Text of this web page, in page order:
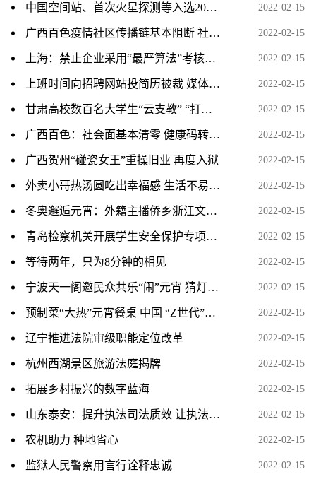
中国空间站、首次火星探测等入选2021年度十大科普事件 2022-02-15
广西百色疫情社区传播链基本阻断 社会面基本实现清零 2022-02-15
上海：禁止企业采用“最严算法”考核、遏制“以罚代管” 2022-02-15
上班时间向招聘网站投简历被裁 媒体：职场数字化管理别 2022-02-15
甘肃高校数百名大学生“云支教” “打卡”互动零距离育人 2022-02-15
广西百色：社会面基本清零 健康码转码工作有序开展 2022-02-15
广西贺州“碰瓷女王”重操旧业 再度入狱 2022-02-15
外卖小哥热汤圆吃出幸福感 生活不易愿被社会温柔以待 2022-02-15
冬奥邂逅元宵：外籍主播侨乡浙江文成“闹元宵” 2022-02-15
青岛检察机关开展学生安全保护专项监督活动 2022-02-15
等待两年，只为8分钟的相见 2022-02-15
宁波天一阁邀民众共乐“闹”元宵 猜灯谜等传统民俗受热捧 2022-02-15
预制菜“大热”元宵餐桌 中国 “Z世代”成掌勺主力 2022-02-15
辽宁推进法院审级职能定位改革 2022-02-15
杭州西湖景区旅游法庭揭牌 2022-02-15
拓展乡村振兴的数字蓝海 2022-02-15
山东泰安：提升执法司法质效 让执法监督长出“牙齿” 2022-02-15
农机助力 种地省心 2022-02-15
监狱人民警察用言行诠释忠诚 2022-02-15